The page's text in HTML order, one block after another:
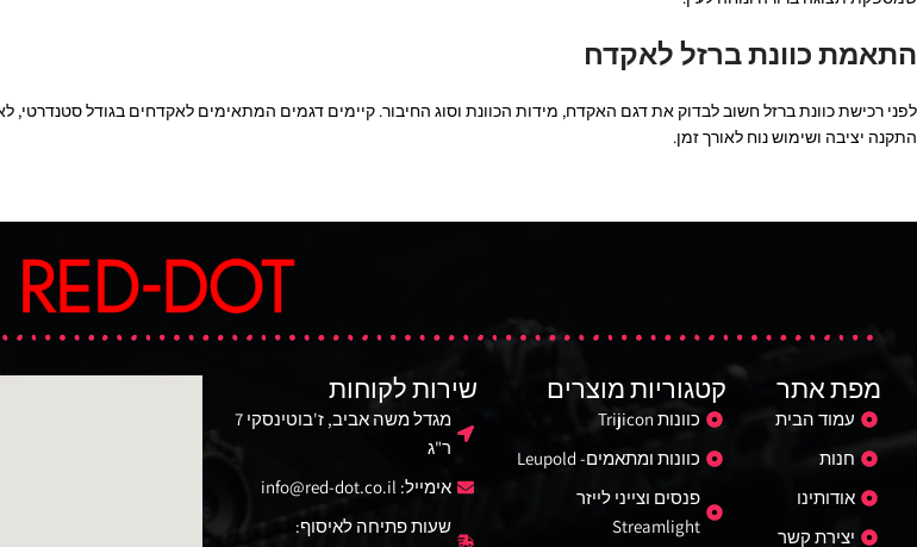
התאמת כוונת ברזל לאקדח
לפני רכישת כוונת ברזל חשוב לבדוק את דגם האקדח, מידות הכוונת וסוג החיבור. קיימים דגמים המתאימים לאקדחים בגודל
התקנה יציבה ושימוש נוח לאורך זמן.
מפת אתר
עמוד הבית
חנות
אודותינו
יצירת קשר
קטגוריות מוצרים
כוונות Trijicon
כוונות ומתאמים- Leupold
פנסים וצייני לייזר
Streamlight
שירות לקוחות
מגדל משה אביב, ז'בוטינסקי 7
ר"ג
אימייל: info@red-dot.co.il
שעות פתיחה לאיסוף: